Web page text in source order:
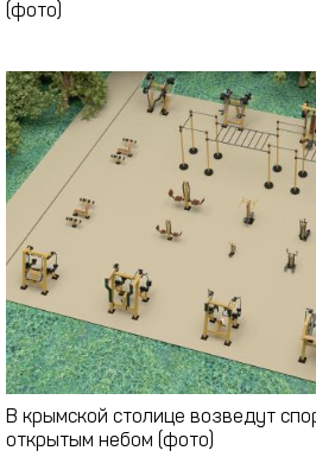
(фото)
В крымской столице возведут
открытым небом (фото)